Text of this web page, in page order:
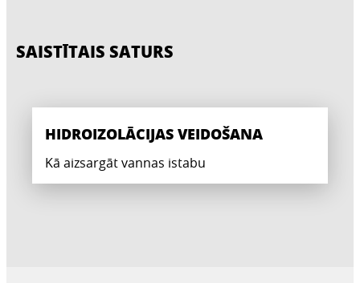
SAISTĪTAIS SATURS
HIDROIZOLĀCIJAS VEIDOŠANA
Kā aizsargāt vannas istabu